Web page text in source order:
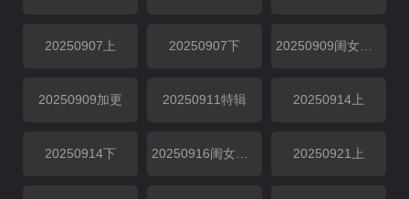
20250907上 20250907下 20250909闺女超有料
20250909加更 20250911特辑 20250914上
20250914下 20250916闺女超有料 20250921上